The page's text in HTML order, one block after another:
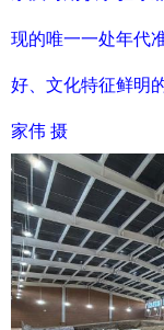
现的唯一一处年代
好、文化特征鲜明
家伟 摄